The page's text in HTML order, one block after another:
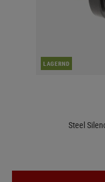
LAGERND
Steel